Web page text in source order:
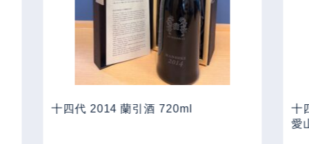
十四代 2014 蘭引酒 720ml
十
愛